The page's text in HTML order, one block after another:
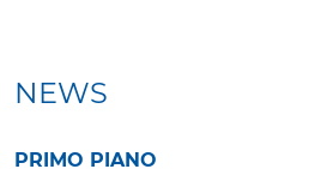
NEWS
PRIMO PIANO